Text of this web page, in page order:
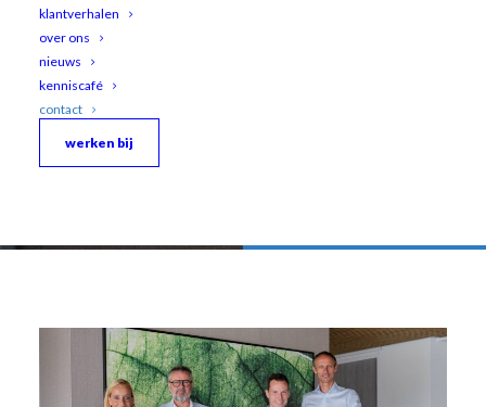
klantverhalen
over ons
nieuws
kenniscafé
contact
werken bij
Contact